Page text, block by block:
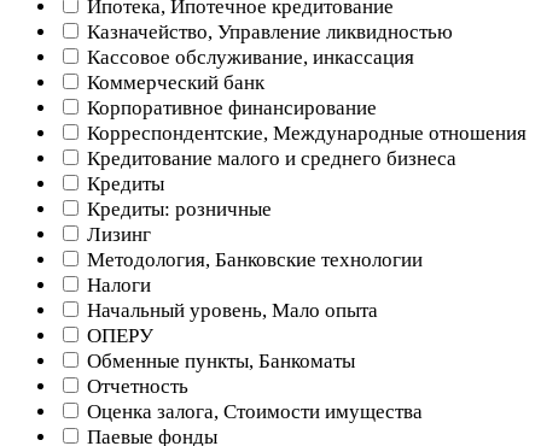
Ипотека, Ипотечное кредитование
Казначейство, Управление ликвидностью
Кассовое обслуживание, инкассация
Коммерческий банк
Корпоративное финансирование
Корреспондентские, Международные отношения
Кредитование малого и среднего бизнеса
Кредиты
Кредиты: розничные
Лизинг
Методология, Банковские технологии
Налоги
Начальный уровень, Мало опыта
ОПЕРУ
Обменные пункты, Банкоматы
Отчетность
Оценка залога, Стоимости имущества
Паевые фонды